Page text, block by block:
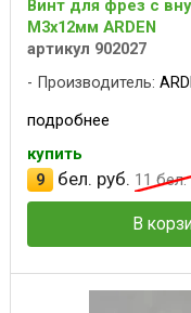
Винт для фрез с
M3x12мм ARDEN
артикул 902027
Производитель:
подробнее
купить
9
бел. руб. 11 бел.
В